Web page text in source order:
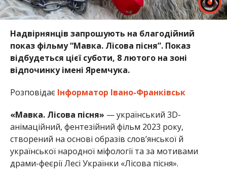
Надвірнянців запрошують на благодійний
показ фільму “Мавка. Лісова пісня”. Показ
відбудеться цієї суботи, 8 лютого на зоні
відпочинку імені Яремчука.
Розповідає Інформатор Івано-Франківськ
«Мавка. Лісова пісня» — український 3D-
анімаційний, фентезійний фільм 2023 року,
створений на основі образів слов’янської й
української народної міфології та за мотивами
драми-феєрії Лесі Українки «Лісова пісня».